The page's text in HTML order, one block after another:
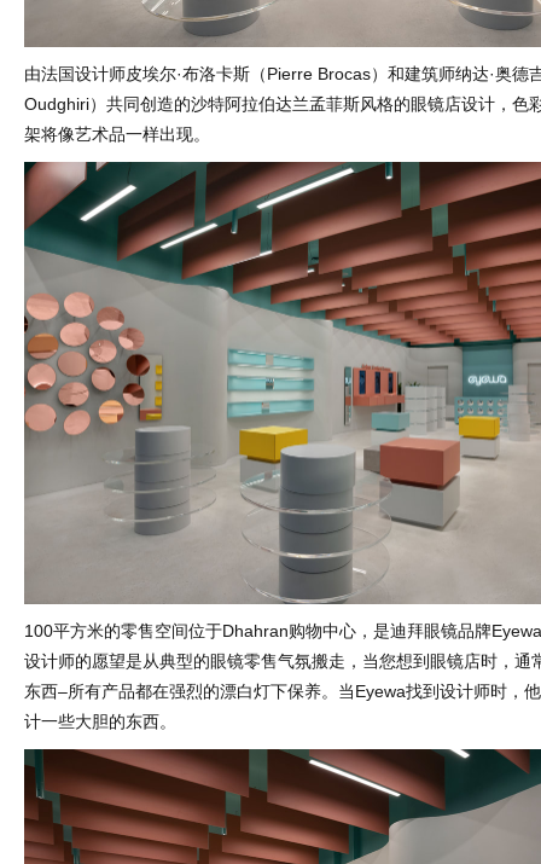
由法国设计师皮埃尔·布洛卡斯（Pierre Brocas）和建筑师纳达·奥德
Oudghiri）共同创造的沙特阿拉伯达兰孟菲斯风格的眼镜店设计，色
架将像艺术品一样出现。
100平方米的零售空间位于Dhahran购物中心，是迪拜眼镜品牌
设计师的愿望是从典型的眼镜零售气氛搬走，当您想到眼镜店时，通
东西–所有产品都在强烈的漂白灯下保养。当Eyewa找到设计师时，
计一些大胆的东西。